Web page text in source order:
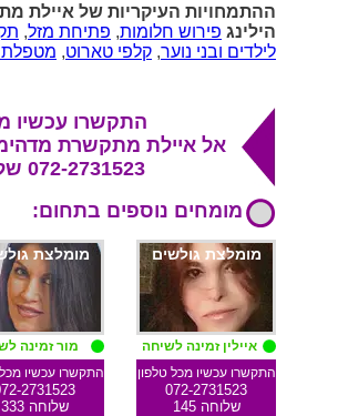
ההתמחויות העיקריות של איילת
הילינג פירוש חלומות, פתיחת מזל,
לילדים ובני נוער, קלפי טארוט, מטפלת
התקשרו עכשיו
אל איילת מתקשרת
072-2731523 שלוחה 125
מומחים נוספים בתחום:
מומלצת גולשים
איילין זמינה לשיחה
התקשרו עכשיו מכל טלפון
072-2731523
שלוחה 145
מומלצת
מור זמינה
התקשרו עכשיו מכל
2731523
שלוחה 333